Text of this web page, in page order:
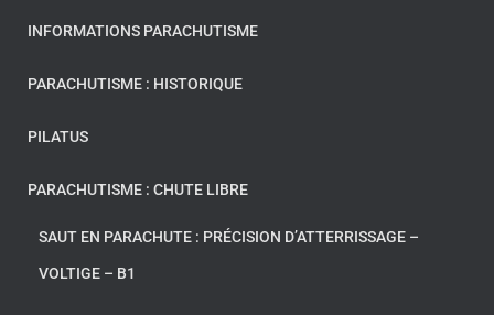
INFORMATIONS PARACHUTISME
PARACHUTISME : HISTORIQUE
PILATUS
PARACHUTISME : CHUTE LIBRE
SAUT EN PARACHUTE : PRÉCISION D’ATTERRISSAGE –
VOLTIGE – B1